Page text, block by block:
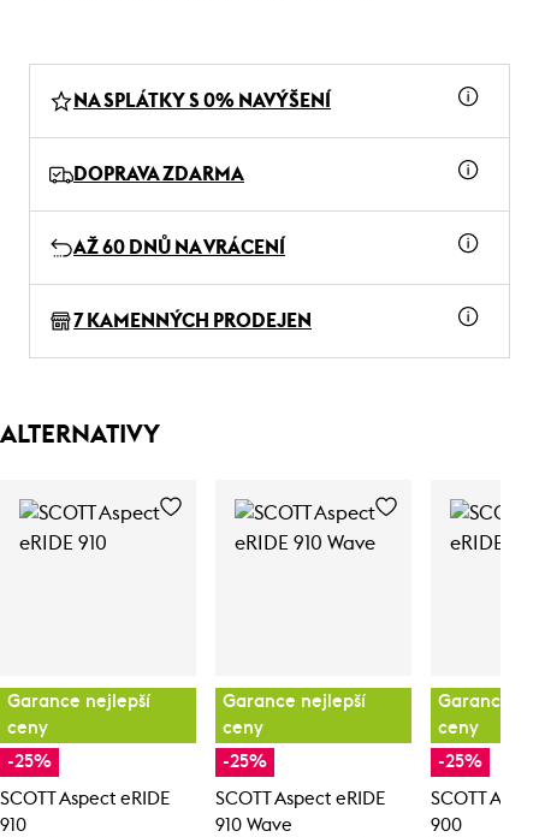
NA SPLÁTKY S 0% NAVÝŠENÍ
DOPRAVA ZDARMA
AŽ 60 DNŮ NA VRÁCENÍ
7 KAMENNÝCH PRODEJEN
ALTERNATIVY
Garance nejlepší
ceny
-25%
SCOTT Aspect eRIDE
910
Garance nejlepší
ceny
-25%
SCOTT Aspect eRIDE
910 Wave
Garance
ceny
-25%
SCOTT
900